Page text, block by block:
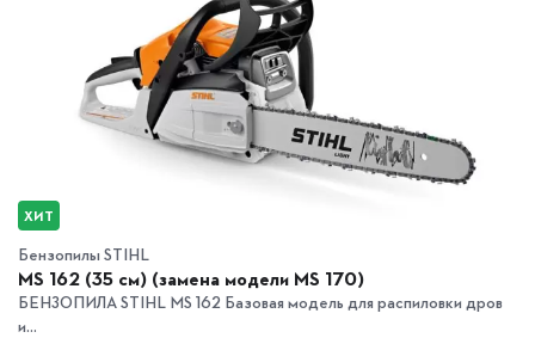
ХИТ
Бензопилы STIHL
MS 162 (35 см) (замена модели MS 170)
БЕНЗОПИЛА STIHL MS 162 Базовая модель для распиловки дров
и...